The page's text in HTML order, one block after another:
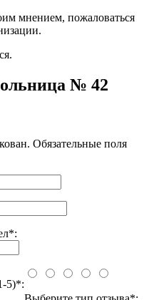
мнением, пожаловаться
№ 42
Обязательные поля
5)*: